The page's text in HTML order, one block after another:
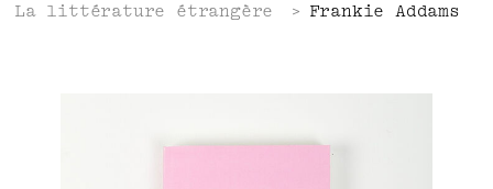
La littérature étrangère
Frankie Addams